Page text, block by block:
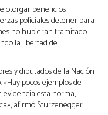
otorgar beneficios
policiales detener para
no hubieran tramitado
la libertad de
y diputados de la Nación
pocos ejemplos de
esta norma,
afirmó Sturzenegger.